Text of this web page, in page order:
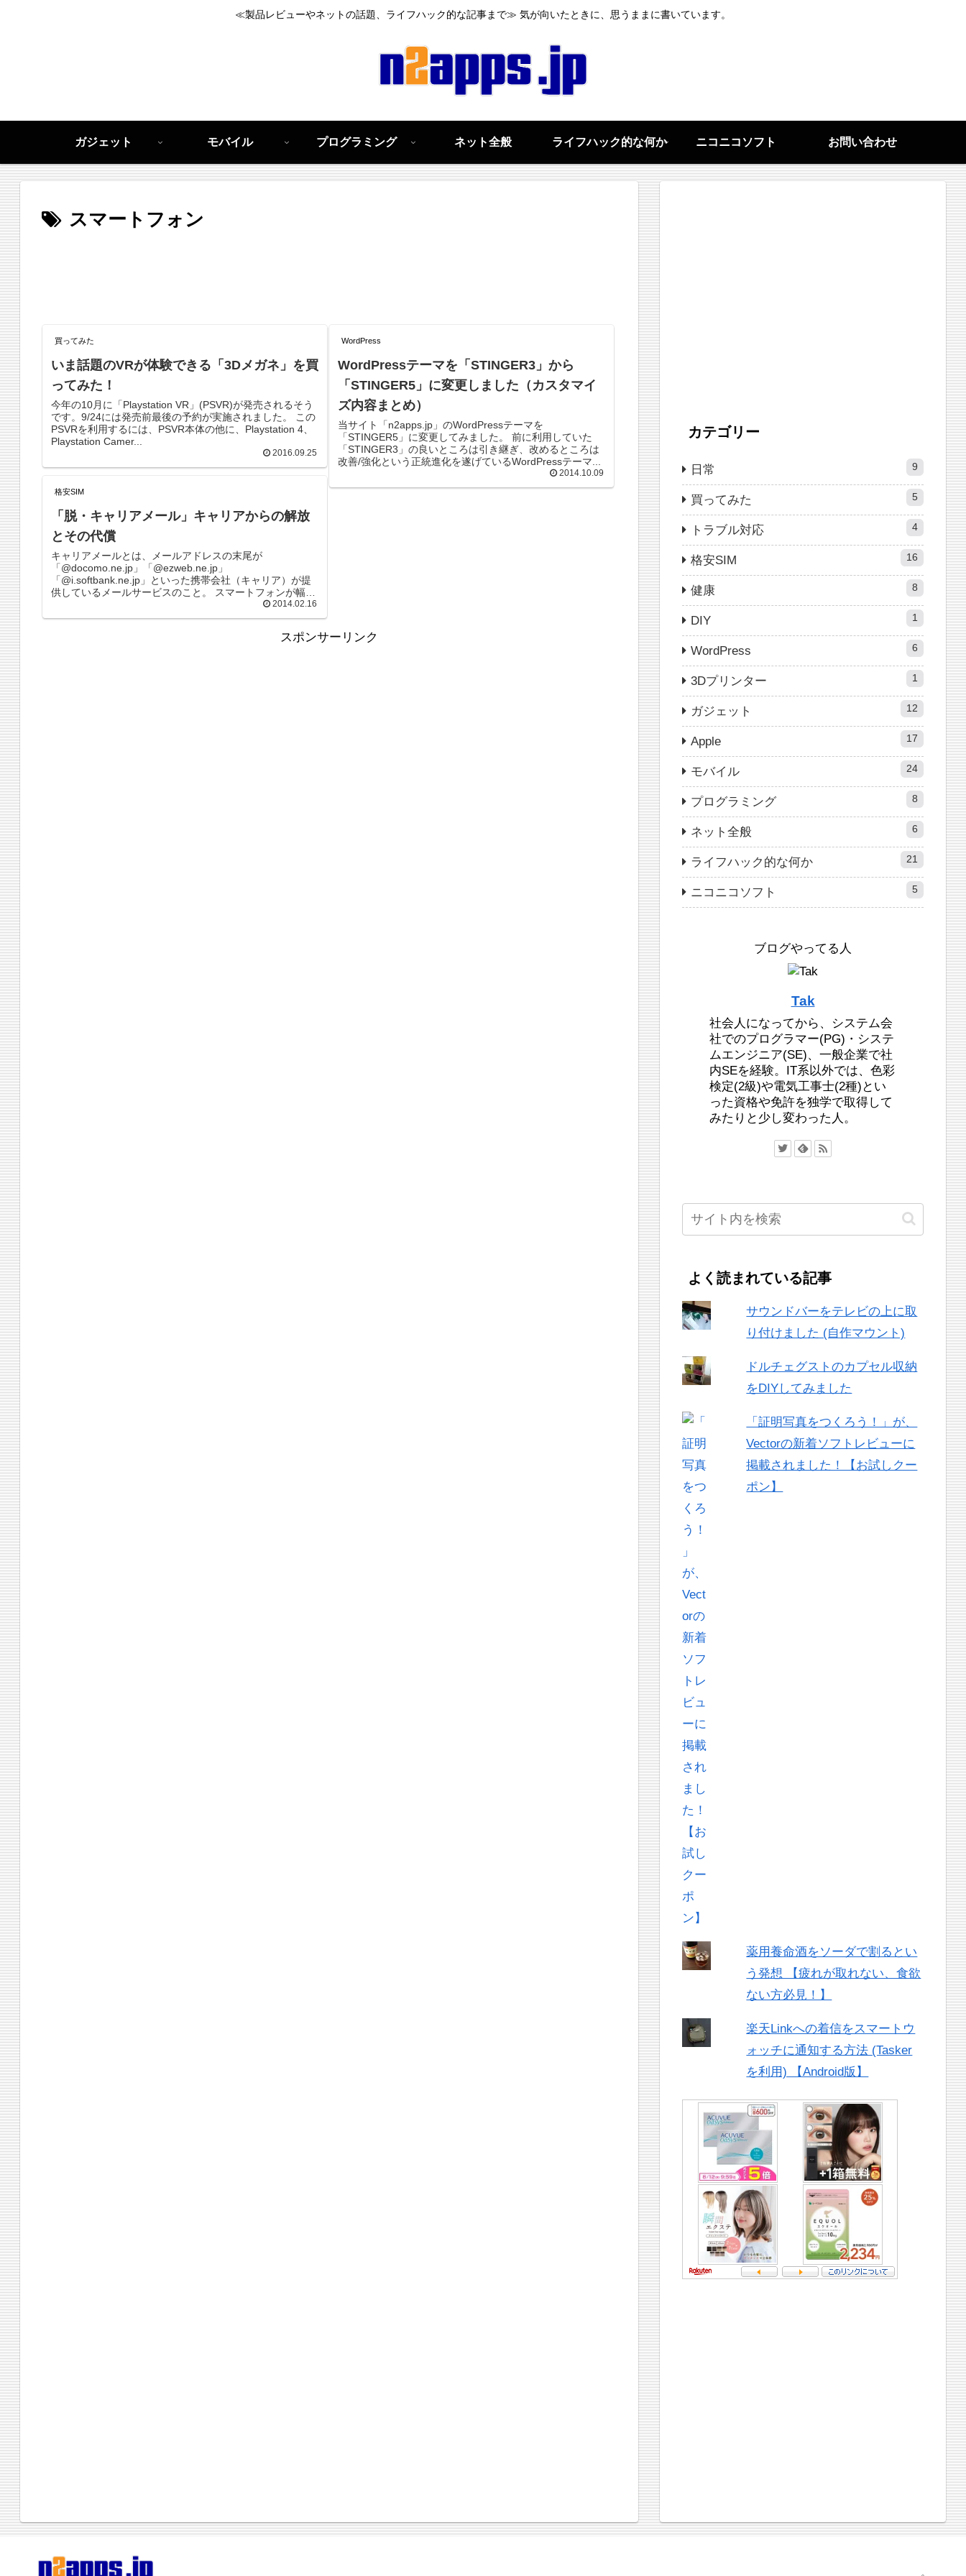
≪製品レビューやネットの話題、ライフハック的な記事まで≫ 気が向いたときに、思うままに書いています。
ガジェット モバイル プログラミング ネット全般 ライフハック的な何か ニコニコソフト お問い合わせ
スマートフォン
買ってみた
いま話題のVRが体験できる「3Dメガネ」を買
ってみた！
今年の10月に「Playstation VR」(PSVR)が発売されるそう
です。9/24には発売前最後の予約が実施されました。 この
PSVRを利用するには、PSVR本体の他に、Playstation 4、
Playstation Camer...
2016.09.25
WordPress
WordPressテーマを「STINGER3」から
「STINGER5」に変更しました（カスタマイ
ズ内容まとめ）
当サイト「n2apps.jp」のWordPressテーマを
「STINGER5」に変更してみました。 前に利用していた
「STINGER3」の良いところは引き継ぎ、改めるところは
改善/強化という正統進化を遂げているWordPressテーマ...
2014.10.09
格安SIM
「脱・キャリアメール」キャリアからの解放
とその代償
キャリアメールとは、メールアドレスの末尾が
「@docomo.ne.jp」「@ezweb.ne.jp」
「@i.softbank.ne.jp」といった携帯会社（キャリア）が提
供しているメールサービスのこと。 スマートフォンが幅広
2014.02.16
スポンサーリンク
カテゴリー
日常 9
買ってみた 5
トラブル対応 4
格安SIM 16
健康 8
DIY 1
WordPress 6
3Dプリンター 1
ガジェット 12
Apple 17
モバイル 24
プログラミング 8
ネット全般 6
ライフハック的な何か 21
ニコニコソフト 5
ブログやってる人
Tak
社会人になってから、システム会
社でのプログラマー(PG)・システ
ムエンジニア(SE)、一般企業で社
内SEを経験。IT系以外では、色彩
検定(2級)や電気工事士(2種)とい
った資格や免許を独学で取得して
みたりと少し変わった人。
よく読まれている記事
サウンドバーをテレビの上に取
り付けました (自作マウント)
ドルチェグストのカプセル収納
をDIYしてみました
「証明写真をつくろう！」が、
Vectorの新着ソフトレビューに
掲載されました！【お試しクー
ポン】
薬用養命酒をソーダで割るとい
う発想 【疲れが取れない、食欲
ない方必見！】
楽天Linkへの着信をスマートウ
ォッチに通知する方法 (Tasker
を利用) 【Android版】